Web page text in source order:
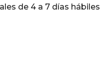
de 4 a 7 días hábiles